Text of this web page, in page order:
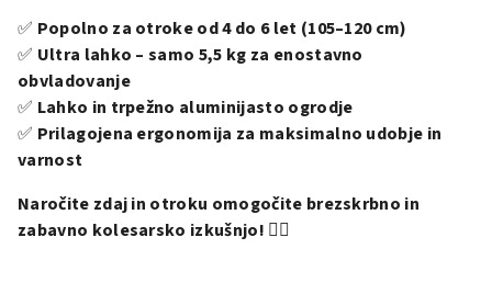
✅ Popolno za otroke od 4 do 6 let (105–120 cm)
✅ Ultra lahko – samo 5,5 kg za enostavno
obvladovanje
✅ Lahko in trpežno aluminijasto ogrodje
✅ Prilagojena ergonomija za maksimalno udobje in
varnost
Naročite zdaj in otroku omogočite brezskrbno in
zabavno kolesarsko izkušnjo! 🚴‍♂️